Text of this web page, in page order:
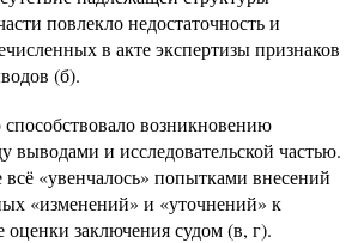
повлекло недостаточность и
в акте экспертизы признаков
(б).
возникновению
выводами и исследовательской частью.
всё «увенчалось» попытками внесений
«изменений» и «уточнений» к
заключения судом (в, г).